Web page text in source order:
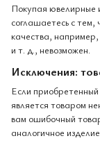
Покупая ювелирные
соглашаетесь с
качества,
и т. д., невозможен.
Исключения:
Если
является товаром
вам ошибочный
аналогичное